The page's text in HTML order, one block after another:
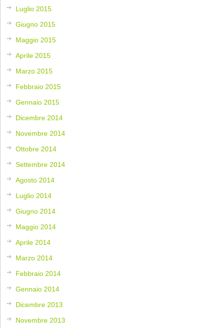
Luglio 2015
Giugno 2015
Maggio 2015
Aprile 2015
Marzo 2015
Febbraio 2015
Gennaio 2015
Dicembre 2014
Novembre 2014
Ottobre 2014
Settembre 2014
Agosto 2014
Luglio 2014
Giugno 2014
Maggio 2014
Aprile 2014
Marzo 2014
Febbraio 2014
Gennaio 2014
Dicembre 2013
Novembre 2013